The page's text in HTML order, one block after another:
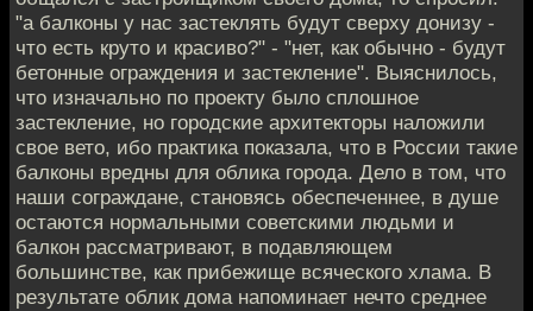
"а балконы у нас застеклять будут сверху донизу -
что есть круто и красиво?" - "нет, как обычно - будут
бетонные ограждения и застекление". Выяснилось,
что изначально по проекту было сплошное
застекление, но городские архитекторы наложили
свое вето, ибо практика показала, что в России такие
балконы вредны для облика города. Дело в том, что
наши сограждане, становясь обеспеченнее, в душе
остаются нормальными советскими людьми и
балкон рассматривают, в подавляющем
большинстве, как прибежище всяческого хлама. В
результате облик дома напоминает нечто среднее